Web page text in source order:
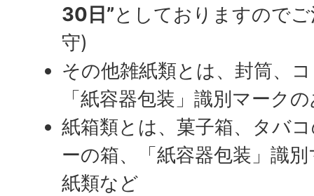
30日”としておりますので
守)
その他雑紙類とは、封筒、
「紙容器包装」識別マーク
紙箱類とは、菓子箱、タバ
ーの箱、「紙容器包装」識
紙類など